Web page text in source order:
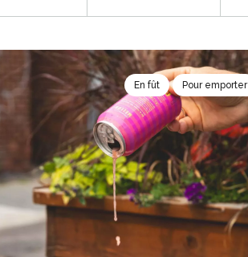
En fût Pour emporter